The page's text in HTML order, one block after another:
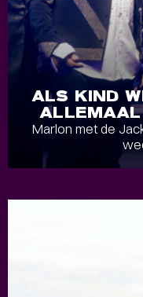
ALS KIND
ALLEMAAL
Marlon met de